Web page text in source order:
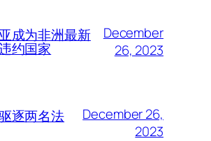
成为非洲最新
约国家
December
26, 2023
逐两名法
December 26,
2023